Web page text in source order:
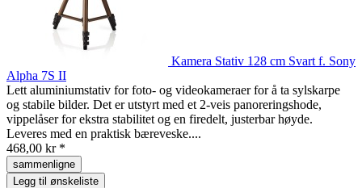
Kamera Stativ 128 cm Svart f. Sony
Alpha 7S II
Lett aluminiumstativ for foto- og videokameraer for å ta sylskarpe
og stabile bilder. Det er utstyrt med et 2-veis panoreringshode,
vippelåser for ekstra stabilitet og en firedelt, justerbar høyde.
Leveres med en praktisk bæreveske....
468,00 kr *
sammenligne
Legg til ønskeliste